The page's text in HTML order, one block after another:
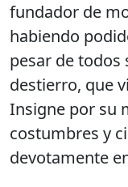
fundador de
habiendo
pesar de todos
destierro, que
Insigne por su
costumbres y
devotamente